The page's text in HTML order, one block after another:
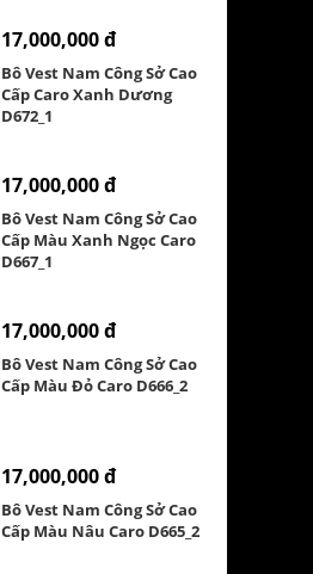
17,000,000 đ
Bô Vest Nam Công Sở Cao
Cấp Caro Xanh Dương
D672_1
17,000,000 đ
Bô Vest Nam Công Sở Cao
Cấp Màu Xanh Ngọc Caro
D667_1
17,000,000 đ
Bô Vest Nam Công Sở Cao
Cấp Màu Đỏ Caro D666_2
17,000,000 đ
Bô Vest Nam Công Sở Cao
Cấp Màu Nâu Caro D665_2